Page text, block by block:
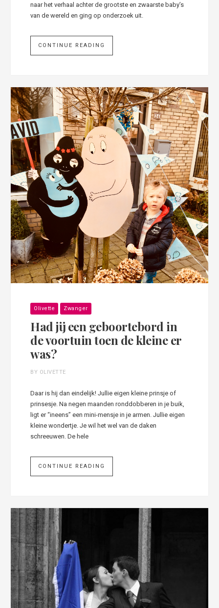
naar het verhaal achter de grootste en zwaarste baby’s
van de wereld en ging op onderzoek uit.
CONTINUE READING
Olivette Zwanger
Had jij een geboortebord in
de voortuin toen de kleine er
was?
BY OLIVETTE
Daar is hij dan eindelijk! Jullie eigen kleine prinsje of
prinsesje. Na negen maanden ronddobberen in je buik,
ligt er “ineens” een mini-mensje in je armen. Jullie eigen
kleine wondertje. Je wil het wel van de daken
schreeuwen. De hele
CONTINUE READING